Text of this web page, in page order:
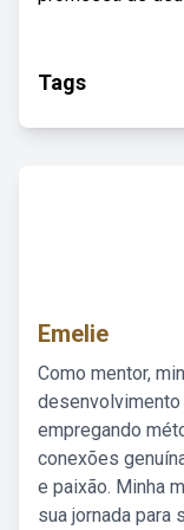
Tags
Emelie
Como mentor,
empregando
conexões
e paixão. Minha
sua jornada para